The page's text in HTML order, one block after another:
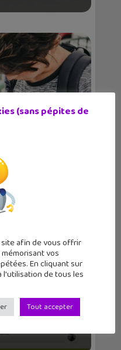
reprendre le
(sans pépites de
afin de vous offrir
vos
En cliquant sur
de tous les
Tout accepter